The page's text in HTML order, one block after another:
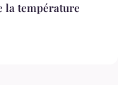
la température